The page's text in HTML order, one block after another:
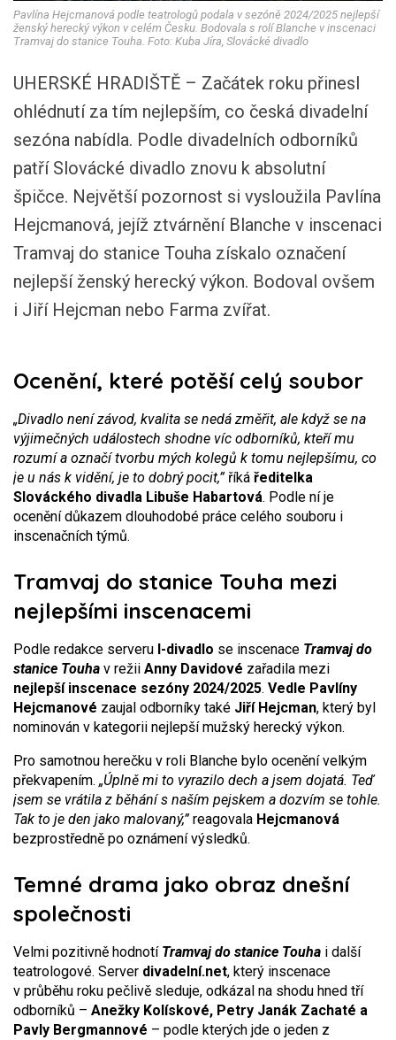
Pavlína Hejcmanová podle teatrologů podala v sezóně 2024/2025 nejlepší
ženský herecký výkon v celém Česku. Bodovala s rolí Blanche v inscenaci
Tramvaj do stanice Touha. Foto: Kuba Jíra, Slovácké divadlo
UHERSKÉ HRADIŠTĚ – Začátek roku přinesl
ohlédnutí za tím nejlepším, co česká divadelní
sezóna nabídla. Podle divadelních odborníků
patří Slovácké divadlo znovu k absolutní
špičce. Největší pozornost si vysloužila Pavlína
Hejcmanová, jejíž ztvárnění Blanche v inscenaci
Tramvaj do stanice Touha získalo označení
nejlepší ženský herecký výkon. Bodoval ovšem
i Jiří Hejcman nebo Farma zvířat.
Ocenění, které potěší celý soubor
„Divadlo není závod, kvalita se nedá změřit, ale když se na
výjimečných událostech shodne víc odborníků, kteří mu
rozumí a označí tvorbu mých kolegů k tomu nejlepšímu, co
je u nás k vidění, je to dobrý pocit,”říká ředitelka
Slováckého divadla Libuše Habartová. Podle ní je
ocenění důkazem dlouhodobé práce celého souboru i
inscenačních týmů.
Tramvaj do stanice Touha mezi
nejlepšími inscenacemi
Podle redakce serveru I-divadlo se inscenace Tramvaj do
stanice Touha v režii Anny Davidové zařadila mezi
nejlepší inscenace sezóny 2024/2025. Vedle Pavlíny
Hejcmanové zaujal odborníky také Jiří Hejcman, který byl
nominován v kategorii nejlepší mužský herecký výkon.
Pro samotnou herečku v roli Blanche bylo ocenění velkým
překvapením. „Úplně mi to vyrazilo dech a jsem dojatá. Teď
jsem se vrátila z běhání s naším pejskem a dozvím se tohle.
Tak to je den jako malovaný,”reagovala Hejcmanová
bezprostředně po oznámení výsledků.
Temné drama jako obraz dnešní
společnosti
Velmi pozitivně hodnotí Tramvaj do stanice Touha i další
teatrologové. Server divadelní.net, který inscenace
v průběhu roku pečlivě sleduje, odkázal na shodu hned tří
odborníků – Anežky Kolískové, Petry Janák Zachaté a
Pavly Bergmannové – podle kterých jde o jeden z